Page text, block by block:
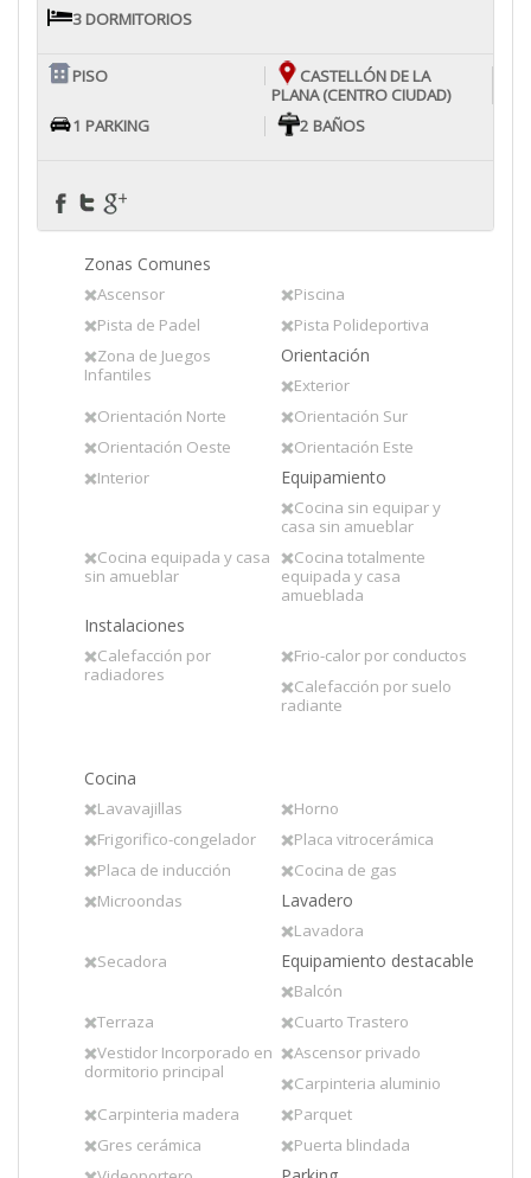
3 DORMITORIOS
PISO
CASTELLÓN DE LA
PLANA (CENTRO CIUDAD)
1 PARKING
2 BAÑOS
Zonas Comunes
Ascensor
Piscina
Pista de Padel
Pista Polideportiva
Zona de Juegos
Infantiles
Orientación
Exterior
Orientación Norte
Orientación Sur
Orientación Oeste
Orientación Este
Interior
Equipamiento
Cocina sin equipar y
casa sin amueblar
Cocina equipada y casa
sin amueblar
Cocina totalmente
equipada y casa
amueblada
Instalaciones
Calefacción por
radiadores
Frio-calor por conductos
Calefacción por suelo
radiante
Cocina
Lavavajillas
Horno
Frigorifico-congelador
Placa vitrocerámica
Placa de inducción
Cocina de gas
Microondas
Lavadero
Lavadora
Secadora
Equipamiento destacable
Balcón
Terraza
Cuarto Trastero
Vestidor Incorporado en
dormitorio principal
Ascensor privado
Carpinteria aluminio
Carpinteria madera
Parquet
Gres cerámica
Puerta blindada